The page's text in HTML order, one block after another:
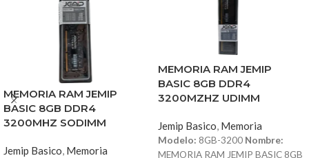
MEMORIA RAM JEMIP
BASIC 8GB DDR4
3200MHZ SODIMM
Jemip Basico, Memoria
MEMORIA RAM JEMIP
BASIC 8GB DDR4
3200MZHZ UDIMM
Jemip Basico, Memoria
Modelo: 8GB-3200 Nombre:
MEMORIA RAM JEMIP BASIC 8GB